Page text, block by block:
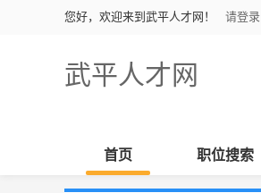
您好，欢迎来到武平人才网！ 请登录
武平人才网
首页 职位搜索